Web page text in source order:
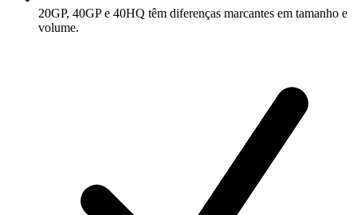
20GP, 40GP e 40HQ têm diferenças marcantes em tamanho e
volume.